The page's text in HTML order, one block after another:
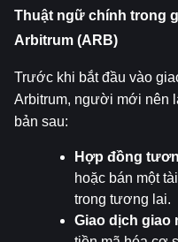
Thuật ngữ chính trong
Arbitrum (ARB)
Trước khi bắt đầu vào
Arbitrum, người mới nên
bản sau:
Hợp đồng
hoặc bán một
trong tương lai.
Giao dịch giao